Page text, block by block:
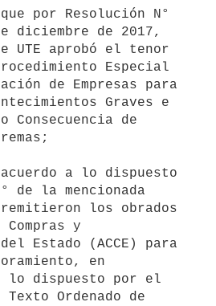
diciembre de 2017,
UTE aprobó el tenor
Especial
de Empresas para
Graves e
Consecuencia de
de la mencionada
los obrados
y
Estado (ACCE) para
en
lo dispuesto por el
Ordenado de